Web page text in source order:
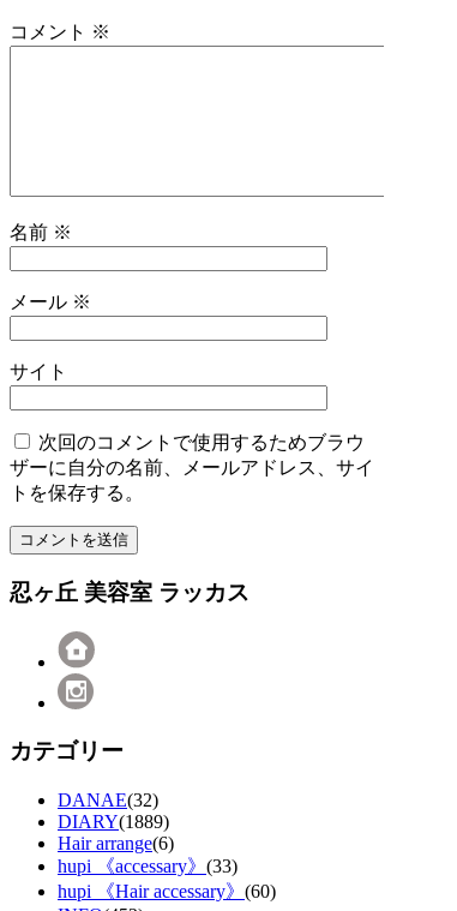
コメント ※
名前 ※
メール ※
サイト
次回のコメントで使用するためブラウ
ザーに自分の名前、メールアドレス、サイ
トを保存する。
忍ヶ丘 美容室 ラッカス
カテゴリー
DANAE(32)
DIARY(1889)
Hair arrange(6)
hupi 《accessary》 (33)
hupi 《Hair accessary》 (60)